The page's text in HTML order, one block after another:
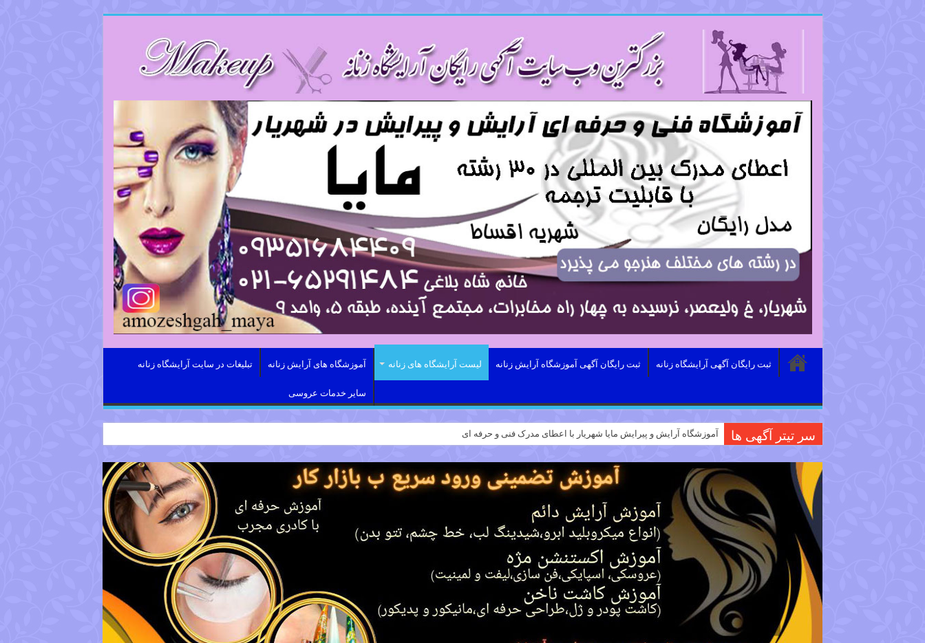
ثبت رایگان آگهی آرایشگاه زنانه ثبت رایگان آگهی آموزشگاه آرایش زنانه لیست آرایشگاه های زنانه آموزشگاه های آرایش زنانه تبلیغات در سایت آرایشگاه زنانه
سایر خدمات عروسی
سر تیتر آگهی ها آموزشگاه آرایش و پیرایش مایا شهریار با اعطای مدرک فنی و حرفه ای